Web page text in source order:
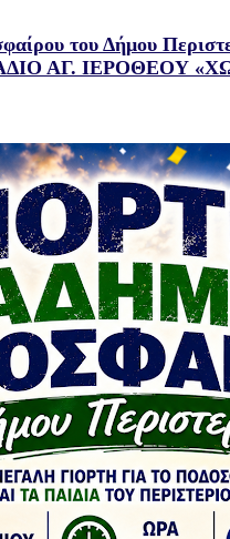
του Δήμου
ΑΓ. ΙΕΡΟΘΕΟΥ